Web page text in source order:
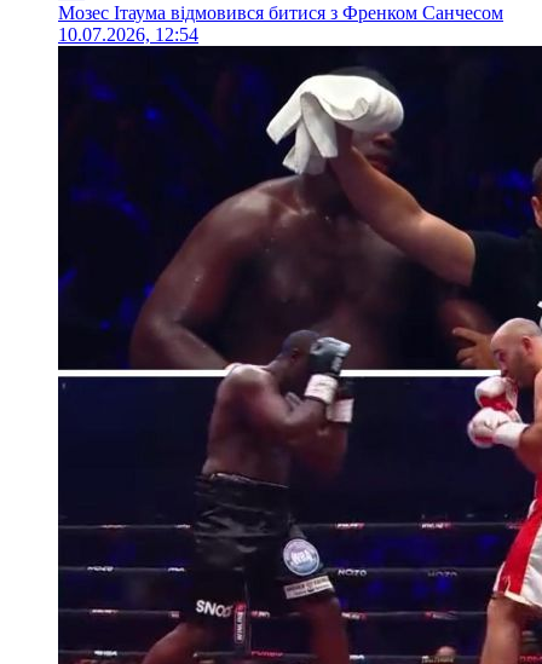
Мозес Ітаума відмовився битися з Френком Санчесом
10.07.2026, 12:54